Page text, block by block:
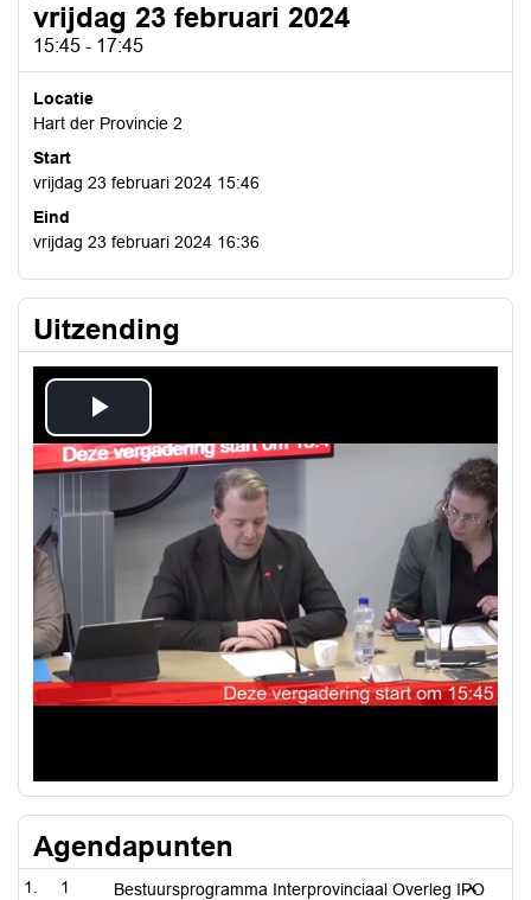
vrijdag 23 februari 2024
15:45 - 17:45
Locatie
Hart der Provincie 2
Start
vrijdag 23 februari 2024 15:46
Eind
vrijdag 23 februari 2024 16:36
Uitzending
Play
Video
Agendapunten
1
Bestuursprogramma Interprovinciaal Overleg IPO